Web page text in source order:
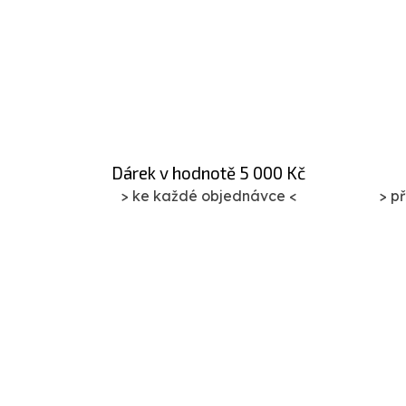
Dárek v hodnotě 5 000 Kč
> ke každé objednávce < >